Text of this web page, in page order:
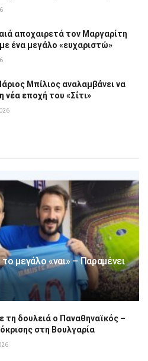
αποχαιρετά τον Μαργαρίτη
ένα μεγάλο «ευχαριστώ»
Μπίλιος αναλαμβάνει να
νέα εποχή του «Σίτι»
μεγάλο «ναι» – Παραμένει
τη δουλειά ο Παναθηναϊκός –
στη Βουλγαρία